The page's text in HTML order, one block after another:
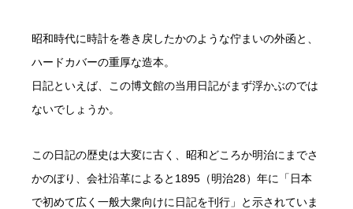
昭和時代に時計を巻き戻したかのような佇まいの外函と、
ハードカバーの重厚な造本。
日記といえば、この博文館の当用日記がまず浮かぶのでは
ないでしょうか。
この日記の歴史は大変に古く、昭和どころか明治にまでさ
かのぼり、会社沿革によると1895（明治28）年に「日本
で初めて広く一般大衆向けに日記を刊行」と示されていま